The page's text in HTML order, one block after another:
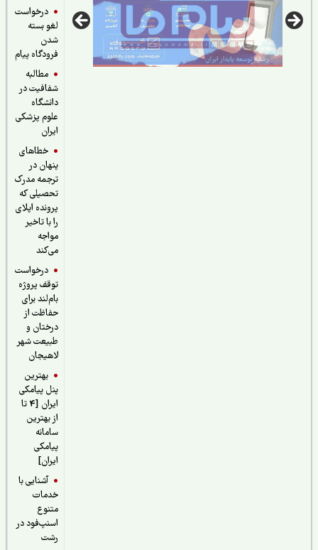
درخواست
لغو بسته
فرودگاه پیام
مطالبه
شفافیت در
دانشگاه
علوم پزشکی
خطاهای
پنهان در
ترجمه مدرک
تحصیلی که
پرونده اپلای
را با تاخیر
درخواست
توقف پروژه
بام‌لند برای
حفاظت از
درختان و
طبیعت شهر
لاهیجان
بهترین
پنل پیامکی
ایران [4 تا
از بهترین
سامانه
پیامکی
آشنایی با
خدمات
اسنپ‌فود در